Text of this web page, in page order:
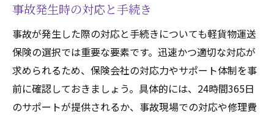
事故発生時の対応と手続き
事故が発生した際の対応と手続きについても軽貨物運送
保険の選択では重要な要素です。迅速かつ適切な対応が
求められるため、保険会社の対応力やサポート体制を事
前に確認しておきましょう。具体的には、24時間365日
のサポートが提供されるか、事故現場での対応や修理費